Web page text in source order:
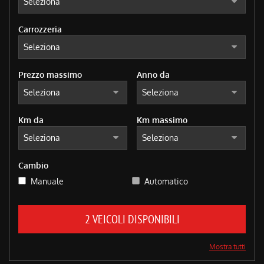
Carrozzeria
Prezzo massimo Anno da
Km da Km massimo
Cambio
Manuale
Automatico
2 VEICOLI DISPONIBILI
Mostra tutti
tracciamento
che
adottiamo
offrire
funzionalità
svolgere
attività
Per
ottenere
informazioni